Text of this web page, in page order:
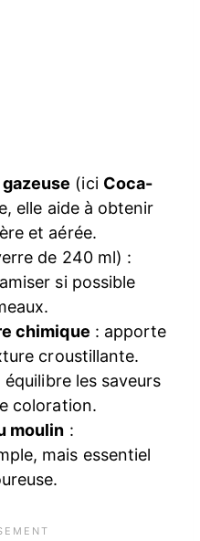
(ici Coca-
elle aide à obtenir
et aérée.
de 240 ml) :
si possible
chimique : apporte
croustillante.
équilibre les saveurs
coloration.
moulin :
mais essentiel